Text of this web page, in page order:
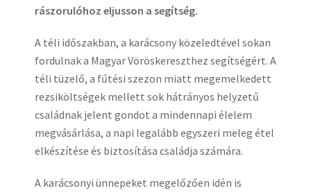
rászorulóhoz eljusson a segítség.
A téli időszakban, a karácsony közeledtével sokan
fordulnak a Magyar Vöröskereszthez segítségért. A
téli tüzelő, a fűtési szezon miatt megemelkedett
rezsiköltségek mellett sok hátrányos helyzetű
családnak jelent gondot a mindennapi élelem
megvásárlása, a napi legalább egyszeri meleg étel
elkészítése és biztosítása családja számára.
A karácsonyi ünnepeket megelőzően idén is